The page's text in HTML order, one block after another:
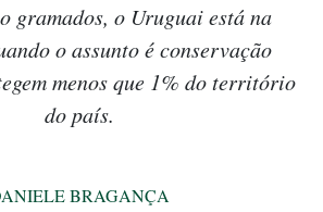
gramados, o Uruguai está na
o assunto é conservação
menos que 1% do território
do país.
BRAGANÇA